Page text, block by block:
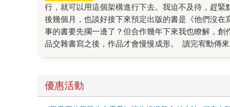
行，就可以用這個架構進行下去。我迫不及待，趕
後幾個月，也談好接下來預定出版的書是《他們沒
事的書要先擱一邊了？但合作幾年下來我也瞭解，
品交雜書寫之後，作品才會慢慢成形。 讀完宥勳傳
近未來的台海戰爭局勢勾勒出來，而且很清楚地告
們現在面臨的資訊狀況，也是這麼一回事。就像前
你無法相信的事情，卻有一批人是這麼相信的。他
優惠活動